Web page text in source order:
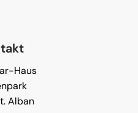
Haus
Alban